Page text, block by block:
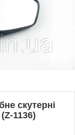
скутерні
1136)